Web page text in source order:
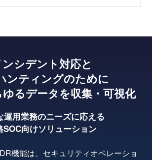
シデント対応と
ンティングのために
るデータを収集・可視化
運用業務のニーズに応える
SOC向けソリューション
機能は、セキュリティオペレーショ